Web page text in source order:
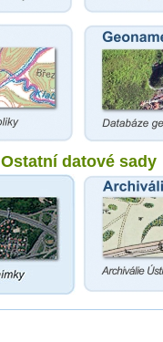
Ostatní datové sady